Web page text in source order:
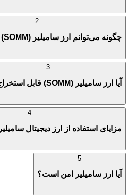
چگونه می‌توانم ارز سامیلیر (SOMM) خریداری کنم؟
آیا ارز سامیلیر (SOMM) قابل استخراج است؟
مزایای استفاده از ارز دیجیتال سامیلیر (SOMM) چیست؟
آیا ارز سامیلیر امن است؟